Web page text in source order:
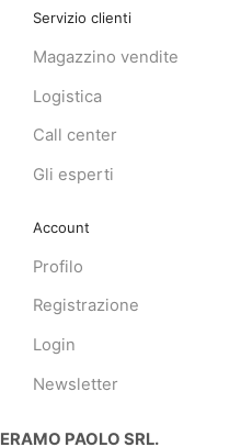
Servizio clienti
Magazzino vendite
Logistica
Call center
Gli esperti
Account
Profilo
Registrazione
Login
Newsletter
ERAMO PAOLO SRL.